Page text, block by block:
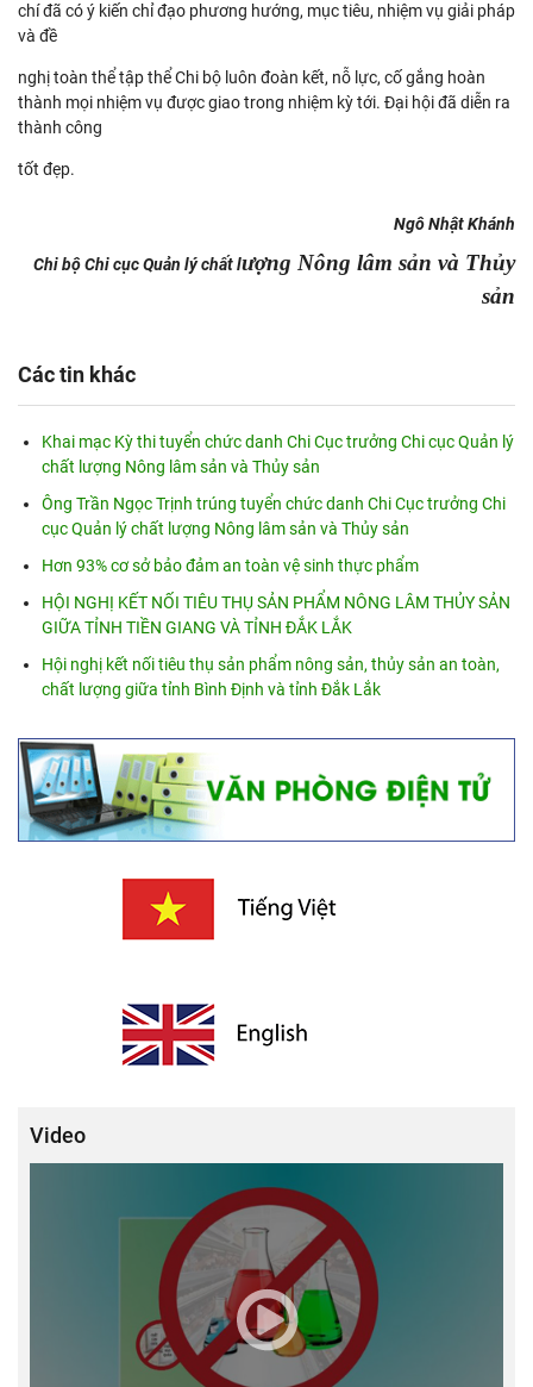
chí đã có ý kiến chỉ đạo phương hướng, mục tiêu, nhiệm vụ giải pháp
và đề
nghị toàn thể tập thể Chi bộ luôn đoàn kết, nỗ lực, cố gắng hoàn
thành mọi nhiệm vụ được giao trong nhiệm kỳ tới. Đại hội đã diễn ra
thành công
tốt đẹp.
Ngô Nhật Khánh
Chi bộ Chi cục Quản lý chất lượng Nông lâm sản và Thủy
sản
Các tin khác
Khai mạc Kỳ thi tuyển chức danh Chi Cục trưởng Chi cục Quản lý
chất lượng Nông lâm sản và Thủy sản
Ông Trần Ngọc Trịnh trúng tuyển chức danh Chi Cục trưởng Chi
cục Quản lý chất lượng Nông lâm sản và Thủy sản
Hơn 93% cơ sở bảo đảm an toàn vệ sinh thực phẩm
HỘI NGHỊ KẾT NỐI TIÊU THỤ SẢN PHẨM NÔNG LÂM THỦY SẢN
GIỮA TỈNH TIỀN GIANG VÀ TỈNH ĐẮK LẮK
Hội nghị kết nối tiêu thụ sản phẩm nông sản, thủy sản an toàn,
chất lượng giữa tỉnh Bình Định và tỉnh Đắk Lắk
Video